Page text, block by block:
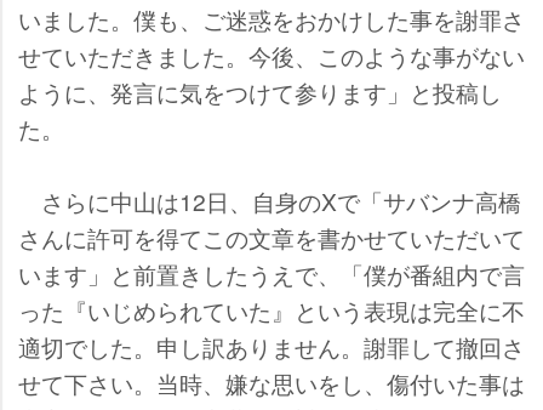
いました。僕も、ご迷惑をおかけした事を謝罪さ
せていただきました。今後、このような事がない
ように、発言に気をつけて参ります」と投稿し
た。
さらに中山は12日、自身のXで「サバンナ高橋
さんに許可を得てこの文章を書かせていただいて
います」と前置きしたうえで、「僕が番組内で言
った『いじめられていた』という表現は完全に不
適切でした。申し訳ありません。謝罪して撤回さ
せて下さい。当時、嫌な思いをし、傷付いた事は